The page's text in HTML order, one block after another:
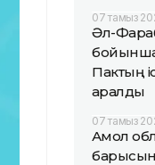
07 тамыз
Әл-
бойынша
Пактың
қаралды
07 тамыз
Ақмол